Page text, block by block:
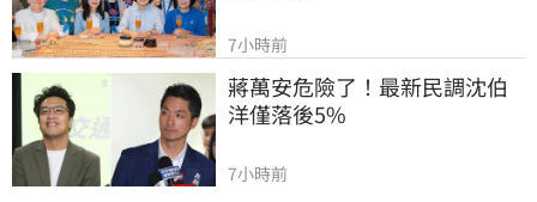
7小時前
蔣萬安危險了！最新民調沈伯
洋僅落後5%
7小時前